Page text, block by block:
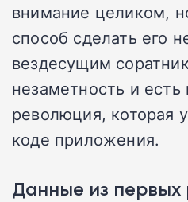
внимание целиком,
способ сделать его
вездесущим
незаметность и есть
революция, которая
коде приложения.
Данные из первых